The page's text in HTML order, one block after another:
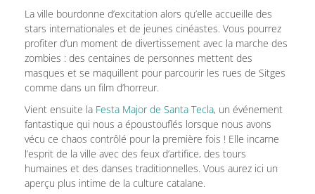
La ville bourdonne d’excitation alors qu’elle accueille des
stars internationales et de jeunes cinéastes. Vous pourrez
profiter d’un moment de divertissement avec la marche des
zombies : des centaines de personnes mettent des
masques et se maquillent pour parcourir les rues de Sitges
comme dans un film d’horreur.
Vient ensuite la Festa Major de Santa Tecla, un événement
fantastique qui nous a époustouflés lorsque nous avons
vécu ce chaos contrôlé pour la première fois ! Elle incarne
l’esprit de la ville avec des feux d’artifice, des tours
humaines et des danses traditionnelles. Vous aurez ici un
aperçu plus intime de la culture catalane.